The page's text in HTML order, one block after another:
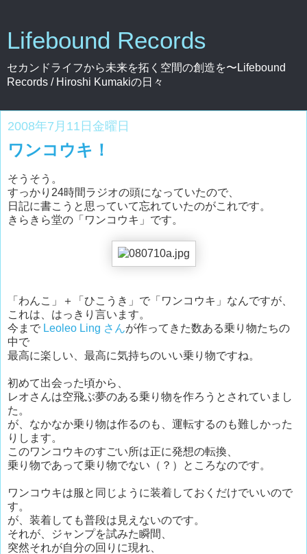
Lifebound Records
セカンドライフから未来を拓く空間の創造を〜Lifebound
Records / Hiroshi Kumakiの日々
2008年7月11日金曜日
ワンコウキ！
そうそう。
すっかり24時間ラジオの頭になっていたので、
日記に書こうと思っていて忘れていたのがこれです。
きらきら堂の「ワンコウキ」です。
「わんこ」＋「ひこうき」で「ワンコウキ」なんですが、
これは、はっきり言います。
今まで Leoleo Ling さんが作ってきた数ある乗り物たちの
中で
最高に楽しい、最高に気持ちのいい乗り物ですね。
初めて出会った頃から、
レオさんは空飛ぶ夢のある乗り物を作ろうとされていまし
た。
が、なかなか乗り物は作るのも、運転するのも難しかった
りします。
このワンコウキのすごい所は正に発想の転換、
乗り物であって乗り物でない（？）ところなのです。
ワンコウキは服と同じように装着しておくだけでいいので
す。
が、装着しても普段は見えないのです。
それが、ジャンプを試みた瞬間、
突然それが自分の回りに現れ、